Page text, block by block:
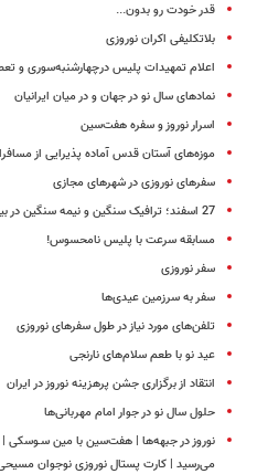
قدر خودت رو بدون...
بلاتکلیفی اکران نوروزی
اعلام تمهیدات پلیس درچهارشنبه‌سوری و
نماد‌های سال نو در جهان و در میان ایرانیان
اسرار نوروز و سفره‌ هفت‌سین
موزه‌های آستان قدس آماده پذیرایی از
سفرهای نوروزی در شهر‌های مجازی
27 اسفند؛ ترافیک سنگین و نیمه سنگین در بیشتر جاده‌های شمالی
مسابقه سرعت با پلیس نامحسوس!
سفر نوروزی‌
سفر به سرزمین عیدی‌ها
تلفن‌های مورد نیاز در طول سفرهای نوروزی
عید نو با طعم سلام‌های نارنجی
انتقاد از برگزاری جشن پرهزینه نوروز در ایران
حلول سال نو در جوار امام مهربانی‌ها
نوروز در جبهه‌ها | هفت‌سین با مین
می‌رسید | کارت پستال نوروزی نوجوان